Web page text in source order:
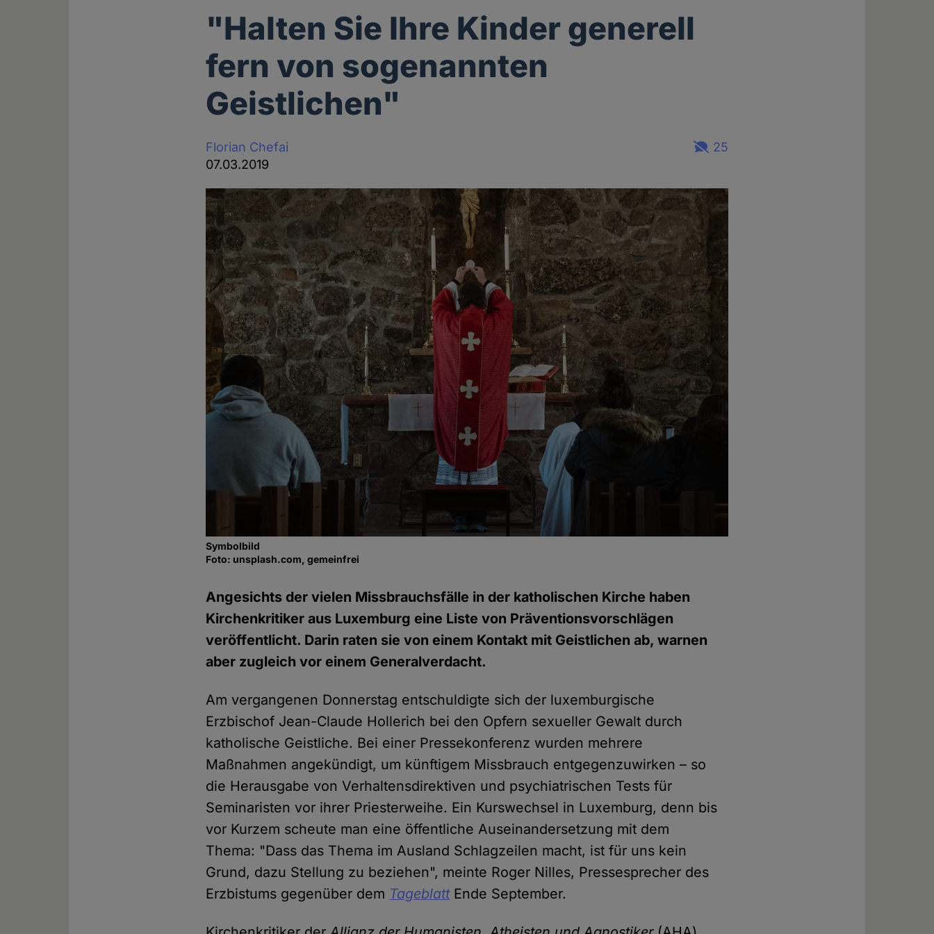
"Halten Sie Ihre Kinder generell
fern von sogenannten
Geistlichen"
Florian Chefai
07.03.2019
25
Symbolbild
Foto: unsplash.com, gemeinfrei
Angesichts der vielen Missbrauchsfälle in der katholischen Kirche haben
Kirchenkritiker aus Luxemburg eine Liste von Präventionsvorschlägen
veröffentlicht. Darin raten sie von einem Kontakt mit Geistlichen ab, warnen
aber zugleich vor einem Generalverdacht.
Am vergangenen Donnerstag entschuldigte sich der luxemburgische
Erzbischof Jean-Claude Hollerich bei den Opfern sexueller Gewalt durch
katholische Geistliche. Bei einer Pressekonferenz wurden mehrere
Maßnahmen angekündigt, um künftigem Missbrauch entgegenzuwirken – so
die Herausgabe von Verhaltensdirektiven und psychiatrischen Tests für
Seminaristen vor ihrer Priesterweihe. Ein Kurswechsel in Luxemburg, denn bis
vor Kurzem scheute man eine öffentliche Auseinandersetzung mit dem
Thema: "Dass das Thema im Ausland Schlagzeilen macht, ist für uns kein
Grund, dazu Stellung zu beziehen", meinte Roger Nilles, Pressesprecher des
Erzbistums gegenüber dem Tageblatt Ende September.